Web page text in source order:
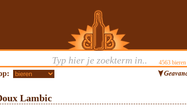
4563bieren |
Lambic